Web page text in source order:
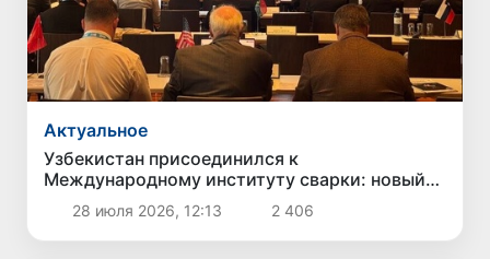
Актуальное
Узбекистан присоединился к
Международному институту сварки: новый
шаг к глобальным стандартам
промышленности
28 июля 2026, 12:13 2 406